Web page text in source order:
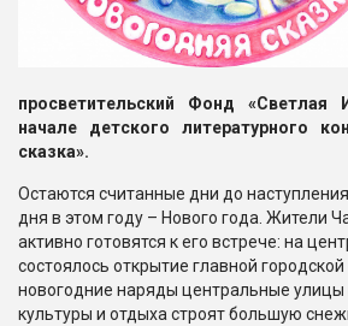
просветительский Фонд «Светлая
начале детского литературного
сказка».
Остаются считанные дни до
дня в этом году – Нового года. Жители
активно готовятся к его встрече: на
состоялось открытие главной
новогодние наряды центральные улицы
культуры и отдыха строят большую